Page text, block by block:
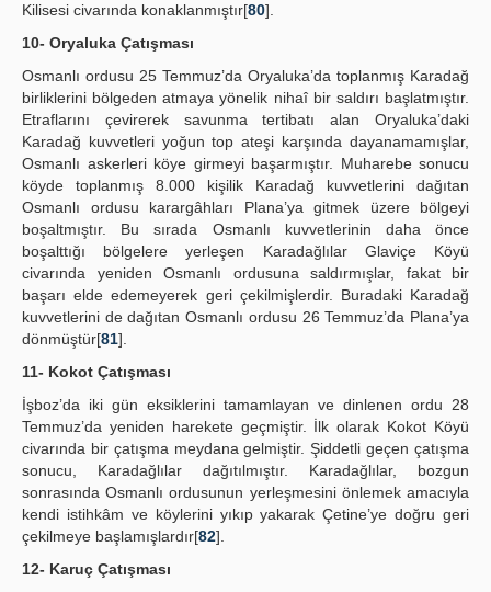
Kilisesi civarında konaklanmıştır[80].
10- Oryaluka Çatışması
Osmanlı ordusu 25 Temmuz’da Oryaluka’da toplanmış Karadağ
birliklerini bölgeden atmaya yönelik nihaî bir saldırı başlatmıştır.
Etraflarını çevirerek savunma tertibatı alan Oryaluka’daki
Karadağ kuvvetleri yoğun top ateşi karşında dayanamamışlar,
Osmanlı askerleri köye girmeyi başarmıştır. Muharebe sonucu
köyde toplanmış 8.000 kişilik Karadağ kuvvetlerini dağıtan
Osmanlı ordusu karargâhları Plana’ya gitmek üzere bölgeyi
boşaltmıştır. Bu sırada Osmanlı kuvvetlerinin daha önce
boşalttığı bölgelere yerleşen Karadağlılar Glaviçe Köyü
civarında yeniden Osmanlı ordusuna saldırmışlar, fakat bir
başarı elde edemeyerek geri çekilmişlerdir. Buradaki Karadağ
kuvvetlerini de dağıtan Osmanlı ordusu 26 Temmuz’da Plana’ya
dönmüştür[81].
11- Kokot Çatışması
İşboz’da iki gün eksiklerini tamamlayan ve dinlenen ordu 28
Temmuz’da yeniden harekete geçmiştir. İlk olarak Kokot Köyü
civarında bir çatışma meydana gelmiştir. Şiddetli geçen çatışma
sonucu, Karadağlılar dağıtılmıştır. Karadağlılar, bozgun
sonrasında Osmanlı ordusunun yerleşmesini önlemek amacıyla
kendi istihkâm ve köylerini yıkıp yakarak Çetine’ye doğru geri
çekilmeye başlamışlardır[82].
12- Karuç Çatışması